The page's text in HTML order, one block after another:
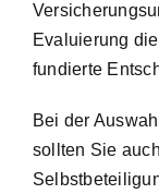
Evaluierung
fundierte
Bei der
sollten Sie